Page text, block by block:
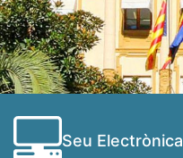
Seu Electrònica